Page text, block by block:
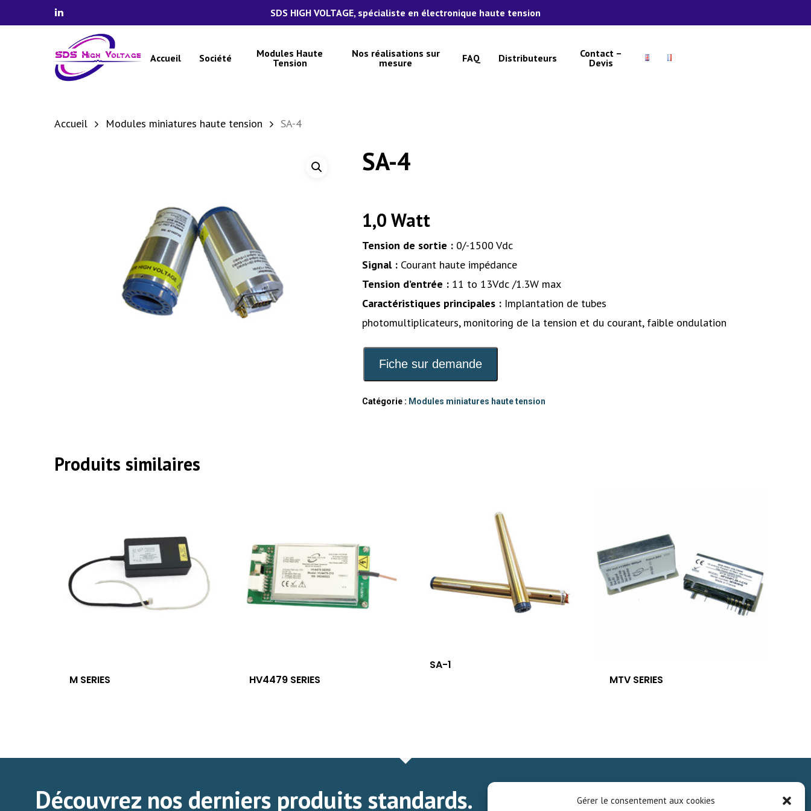
Gérer le consentement aux cookies
to
linkedin SDS HIGH VOLTAGE, spécialiste en électronique haute tension
Accueil Société
Modules Haute
Tension
Nos réalisations sur
mesure
FAQ Distributeurs
Contact –
Devis
Accueil Modules miniatures haute tension SA-4
SA-4
1,0 Watt
Tension de sortie :0/-1500 Vdc
Signal :Courant haute impédance
Tension d’entrée :11 to 13Vdc /1.3W max
Caractéristiques principales : Implantation de tubes
photomultiplicateurs, monitoring de la tension et du courant, faible ondulation
Fiche sur demande
Catégorie : Modules miniatures haute tension
Produits similaires
M SERIES HV4479 SERIES
SA-1
MTV SERIES
Découvrez nos derniers produits standards. TÉLÉCHARGEZ LE MINI-CATALOGUE DE NOS PRODUITS STANDARDS.